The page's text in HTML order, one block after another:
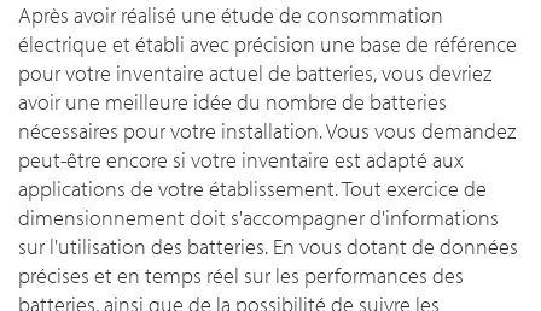
Après avoir réalisé une étude de consommation
électrique et établi avec précision une base de référence
pour votre inventaire actuel de batteries, vous devriez
avoir une meilleure idée du nombre de batteries
nécessaires pour votre installation. Vous vous demandez
peut-être encore si votre inventaire est adapté aux
applications de votre établissement. Tout exercice de
dimensionnement doit s'accompagner d'informations
sur l'utilisation des batteries. En vous dotant de données
précises et en temps réel sur les performances des
batteries, ainsi que de la possibilité de suivre les